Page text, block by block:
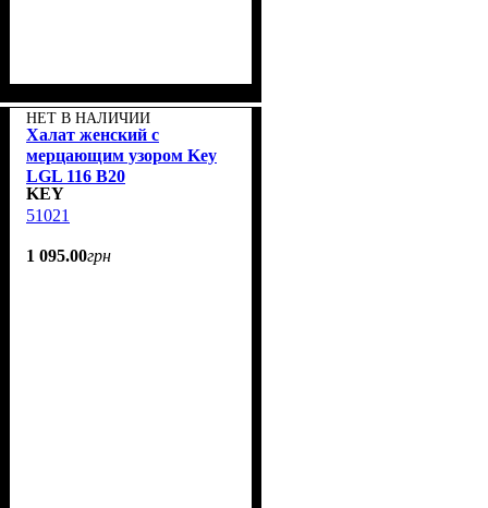
НЕТ В НАЛИЧИИ
Халат женский с
мерцающим узором Key
LGL 116 B20
KEY
51021
1 095.00грн